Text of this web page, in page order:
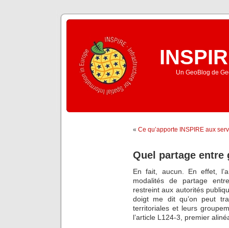
Un GeoBlog de
« Ce qu’apporte INSPIRE aux
Quel partage entre
En fait, aucun. En effet,
modalités de partage
restreint aux autorités
doigt me dit qu’on peut
territoriales et leurs
l’article L124-3, premier